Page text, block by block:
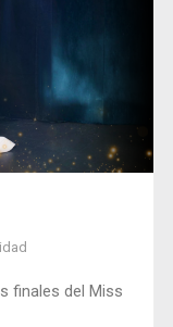
finales del Miss